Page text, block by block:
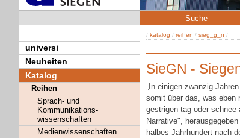
universi
Neuheiten
Katalog
Reihen
Sprach- und
Kommunikations-
wissenschaften
Medienwissenschaften
Suche
/ katalog / reihen / sieg_g_n /
SieGN -
„In einigen zwanzig
somit über das, was eben
gestrigen tag oder
Narrative",
halbes Jahrhundert nach